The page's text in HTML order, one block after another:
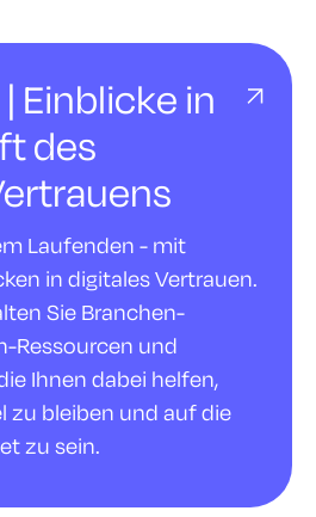
Einblicke in
des
Laufenden - mit
in digitales Vertrauen.
Sie Branchen-
Ressourcen und
Ihnen dabei helfen,
zu bleiben und auf die
zu sein.